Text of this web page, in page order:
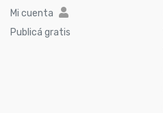
Mi cuenta
Publicá gratis